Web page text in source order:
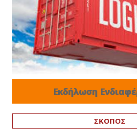
Εκδήλωση
ΣΚΟΠΟΣ